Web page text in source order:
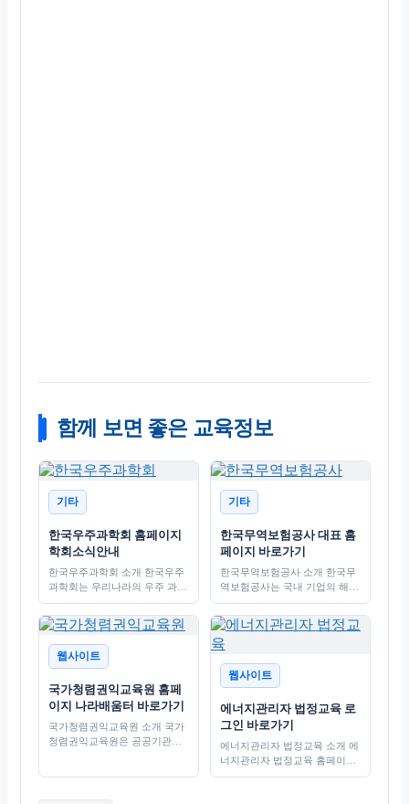
함께 보면 좋은 교육정보
기타
한국우주과학회 홈페이지
학회소식안내
한국우주과학회 소개 한국우주
과학회는 우리나라의 우주 과학
및 기술 발전을 선도하는 전문
학술 단체로, 우주에 대한 연구
및 교육의…
기타
한국무역보험공사 대표 홈
페이지 바로가기
한국무역보험공사 소개 한국무
역보험공사는 국내 기업의 해외
진출을 지원하기 위해 설립된
기관으로, 무역보험 및 금융 서
비스를 제공하여 기업의 리스크
를…
웹사이트
국가청렴권익교육원 홈페
이지 나라배움터 바로가기
국가청렴권익교육원 소개 국가
청렴권익교육원은 공공기관의
하고 있습니다. 교육원은…
웹사이트
에너지관리자 법정교육 로
그인 바로가기
에너지관리자 법정교육 소개 에
너지관리자 법정교육 홈페이지
는 에너지 관리 분야의 전문가